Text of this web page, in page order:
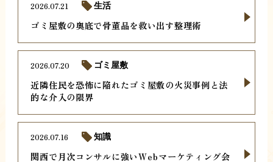
ゴミ屋敷の奥底で骨董品を救い出す整理術
2026.07.21 生活
近隣住民を恐怖に陥れたゴミ屋敷の火災事例と法
的な介入の限界
2026.07.20 ゴミ屋敷
関西で月次コンサルに強いWebマーケティング会
2026.07.16 知識